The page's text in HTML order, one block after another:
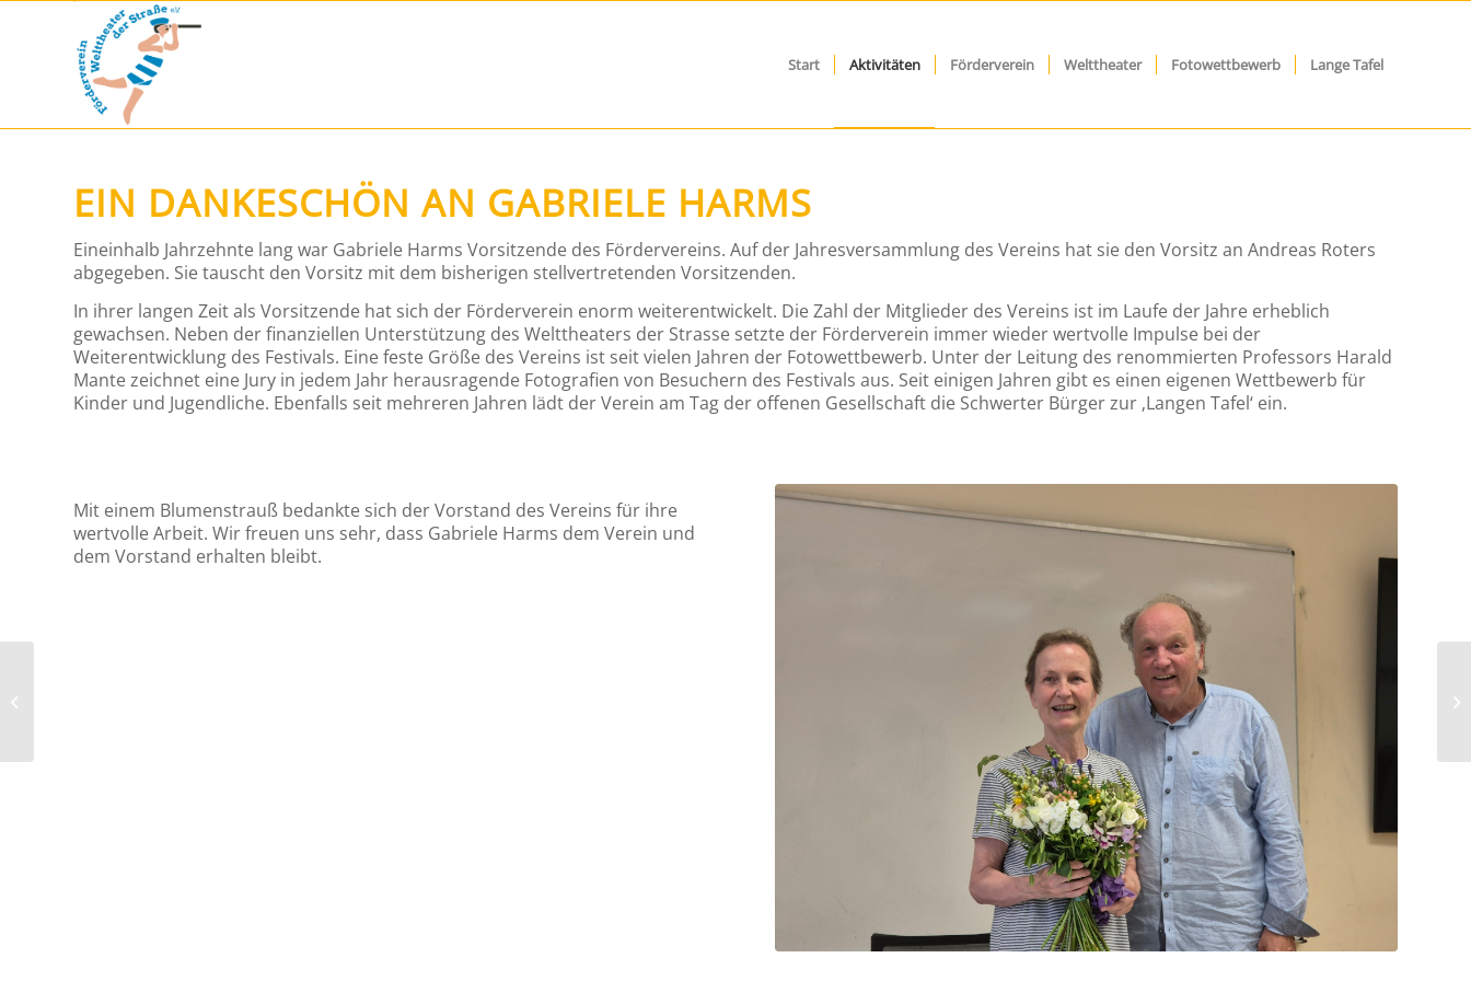
Start Aktivitäten Förderverein Welttheater Fotowettbewerb Lange Tafel
EIN DANKESCHÖN AN GABRIELE HARMS
Eineinhalb Jahrzehnte lang war Gabriele Harms Vorsitzende des Fördervereins. Auf der Jahresversammlung des Vereins hat sie den Vorsitz an Andreas Roters
abgegeben. Sie tauscht den Vorsitz mit dem bisherigen stellvertretenden Vorsitzenden.
In ihrer langen Zeit als Vorsitzende hat sich der Förderverein enorm weiterentwickelt. Die Zahl der Mitglieder des Vereins ist im Laufe der Jahre erheblich
gewachsen. Neben der finanziellen Unterstützung des Welttheaters der Strasse setzte der Förderverein immer wieder wertvolle Impulse bei der
Weiterentwicklung des Festivals. Eine feste Größe des Vereins ist seit vielen Jahren der Fotowettbewerb. Unter der Leitung des renommierten Professors Harald
Mante zeichnet eine Jury in jedem Jahr herausragende Fotografien von Besuchern des Festivals aus. Seit einigen Jahren gibt es einen eigenen Wettbewerb für
Kinder und Jugendliche. Ebenfalls seit mehreren Jahren lädt der Verein am Tag der offenen Gesellschaft die Schwerter Bürger zur ‚Langen Tafel‘ ein.
Mit einem Blumenstrauß bedankte sich der Vorstand des Vereins für ihre
wertvolle Arbeit. Wir freuen uns sehr, dass Gabriele Harms dem Verein und
dem Vorstand erhalten bleibt.